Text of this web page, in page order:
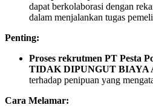
dapat berkolaborasi dengan
dalam menjalankan tugas
Penting:
Proses rekrutmen PT Pesta
TIDAK DIPUNGUT BIAYA
terhadap penipuan yang
Cara Melamar: